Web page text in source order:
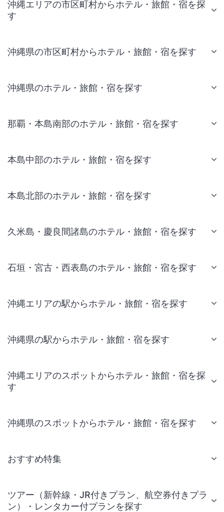
沖縄エリアの市区町村からホテル・旅館・宿を探
す
沖縄県の市区町村からホテル・旅館・宿を探す
沖縄県のホテル・旅館・宿を探す
那覇・本島南部のホテル・旅館・宿を探す
本島中部のホテル・旅館・宿を探す
本島北部のホテル・旅館・宿を探す
久米島・慶良間諸島のホテル・旅館・宿を探す
石垣・宮古・西表島のホテル・旅館・宿を探す
沖縄エリアの駅からホテル・旅館・宿を探す
沖縄県の駅からホテル・旅館・宿を探す
沖縄エリアのスポットからホテル・旅館・宿を探
す
沖縄県のスポットからホテル・旅館・宿を探す
おすすめ特集
ツアー（新幹線・JR付きプラン、航空券付きプラ
ン）・レンタカー付プランを探す